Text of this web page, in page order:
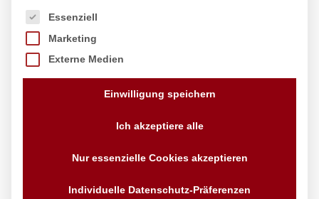
Es folgt eine Liste der Service-Gruppen, für die eine
Essenziell
Marketing
Externe Medien
Einwilligung speichern
Ich akzeptiere alle
Nur essenzielle Cookies akzeptieren
Individuelle Datenschutz-Präferenzen